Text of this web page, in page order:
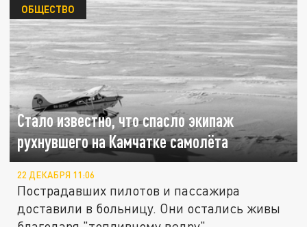
Стало известно, что спасло экипаж
рухнувшего на Камчатке самолёта
ОБЩЕСТВО
22 ДЕКАБРЯ 11:06
Пострадавших пилотов и пассажира
доставили в больницу. Они остались живы